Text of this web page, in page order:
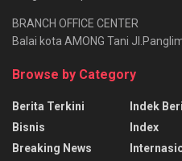
BRANCH OFFICE CENTER
Balai kota AMONG Tani
Browse by Category
Berita Terkini
Bisnis
Breaking News
Indek
Index